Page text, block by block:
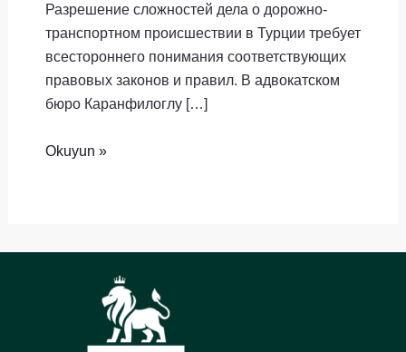
Разрешение сложностей дела о дорожно-
транспортном происшествии в Турции требует
всестороннего понимания соответствующих
правовых законов и правил. В адвокатском
бюро Каранфилоглу […]
Okuyun »